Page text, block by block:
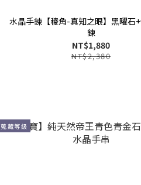
水晶手鍊【稜角-真知之眼】黑曜石
鍊
NT$1,880
NT$2,380
蒐藏等級